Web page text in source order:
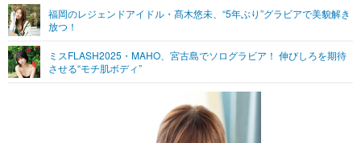
グラビア
ショッピング その他
プッシュ通知の停止方法
福岡のレジェンドアイドル・髙木悠未、“5年ぶり”グラビアで美貌解き
放つ！
ミスFLASH2025・MAHO、宮古島でソログラビア！ 伸びしろを期待
させる“モチ肌ボディ”